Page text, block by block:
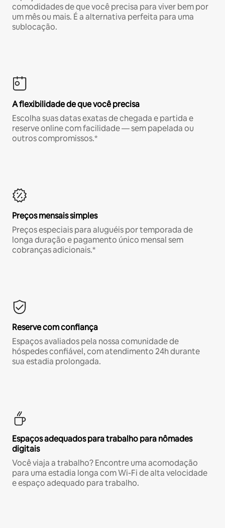
comodidades de que você precisa para viver bem por
um mês ou mais. É a alternativa perfeita para uma
sublocação.
A flexibilidade de que você precisa
Escolha suas datas exatas de chegada e partida e
reserve online com facilidade — sem papelada ou
outros compromissos.*
Preços mensais simples
Preços especiais para aluguéis por temporada de
longa duração e pagamento único mensal sem
cobranças adicionais.*
Reserve com confiança
Espaços avaliados pela nossa comunidade de
hóspedes confiável, com atendimento 24h durante
sua estadia prolongada.
Espaços adequados para trabalho para nômades
digitais
Você viaja a trabalho? Encontre uma acomodação
para uma estadia longa com Wi-Fi de alta velocidade
e espaço adequado para trabalho.